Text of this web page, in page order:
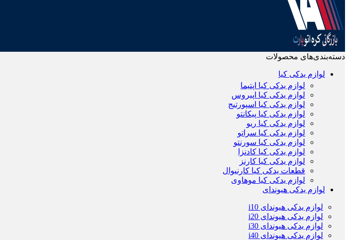
دسته‌بندی‌های محصولات
لوازم یدکی کیا
لوازم یدکی کیا اپتیما
لوازم یدکی کیا اپیروس
لوازم یدکی کیا اسپورتیج
لوازم یدکی کیا پیکانتو
لوازم یدکی کیا ریو
لوازم یدکی کیا سراتو
لوازم یدکی کیا سورنتو
لوازم یدکی کیا کادنزا
لوازم یدکی کیا کارنز
قطعات یدکی کیا کارنیوال
لوازم یدکی کیا موهاوی
لوازم یدکی هیوندای
لوازم یدکی هیوندای i10
لوازم یدکی هیوندای i20
لوازم یدکی هیوندای i30
لوازم یدکی هیوندای i40